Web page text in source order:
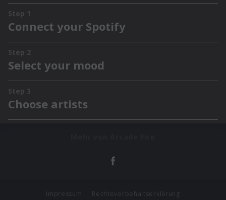
Impressum Rechtevorbehaltserklärung